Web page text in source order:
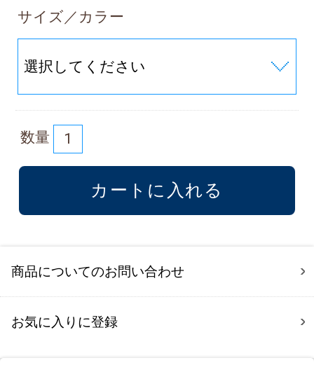
サイズ／カラー
数量
商品についてのお問い合わせ
お気に入りに登録